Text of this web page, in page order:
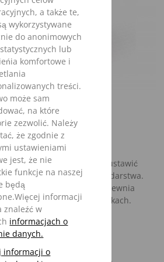
a także te,
wykorzystywane
do anonimowych
lub
komfortowe i
treści.
może sam
na które
zezwolić. Należy
że zgodnie z
ustawieniami
jest, że nie
funkcje na naszej
będą
informacji
znaleźć w
informacjach o
danych.
informacji o
- zmienność i
każdym
noży można ustawić
z potrzebami gospodarstwa.
przekładnia kątowa zapewnia
w niesprzyjających warunkach.
mocy
pokarmu